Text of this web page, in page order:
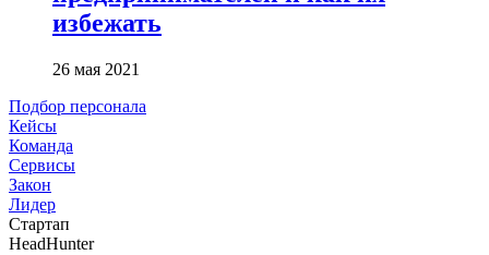
избежать
26 мая 2021
Подбор персонала
Кейсы
Команда
Сервисы
Закон
Лидер
Стартап
HeadHunter